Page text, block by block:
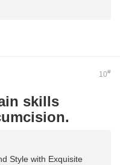
10#
skills
Style with Exquisite